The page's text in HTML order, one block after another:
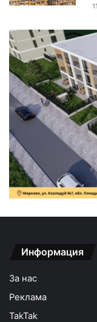
Информация
За нас
Реклама
TakTak